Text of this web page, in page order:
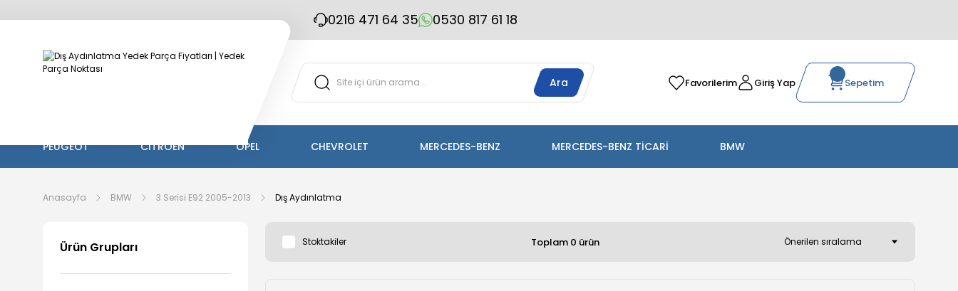
0216 471 64 35 0530 817 61 18
Ara Favorilerim Giriş Yap Sepetim
PEUGEOT CİTROEN OPEL CHEVROLET MERCEDES-BENZ MERCEDES-BENZ TİCARİ BMW
Anasayfa BMW 3 Serisi E92 2005-2013 Dış Aydınlatma
Ürün Grupları Stoktakiler Toplam 0 ürün